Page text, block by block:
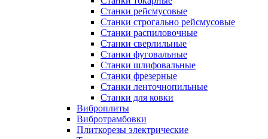
Станки рейсмусовые
Станки строгально рейсмусовые
Станки распиловочные
Станки сверлильные
Станки фуговальные
Станки шлифовальные
Станки фрезерные
Станки ленточнопильные
Станки для ковки
Виброплиты
Вибротрамбовки
Плиткорезы электрические